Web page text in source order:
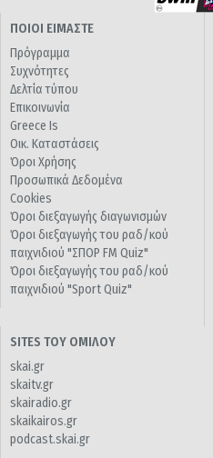
ΠΟΙΟΙ ΕΙΜΑΣΤΕ
Πρόγραμμα
Συχνότητες
Δελτία τύπου
Επικοινωνία
Greece Is
Οικ. Καταστάσεις
Όροι Χρήσης
Προσωπικά Δεδομένα
Cookies
Όροι διεξαγωγής διαγωνισμών
Όροι διεξαγωγής του ραδ/κού
παιχνιδιού "ΣΠΟΡ FM Quiz"
Όροι διεξαγωγής του ραδ/κού
παιχνιδιού "Sport Quiz"
SITES ΤΟΥ ΟΜΙΛΟΥ
skai.gr
skaitv.gr
skairadio.gr
skaikairos.gr
podcast.skai.gr